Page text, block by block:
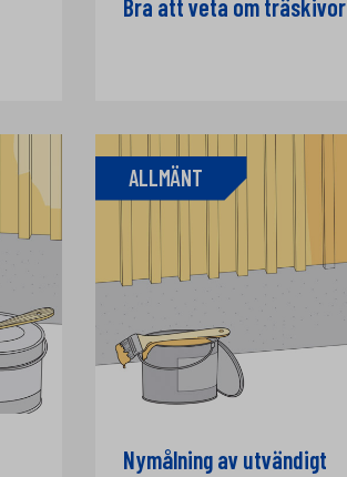
Bra att veta om träskivor
ALLMÄNT
Nymålning av utvändigt